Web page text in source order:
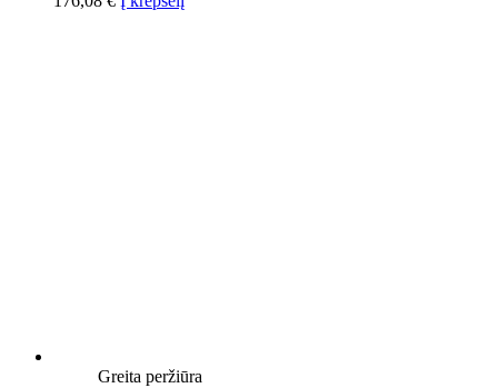
Greita peržiūra